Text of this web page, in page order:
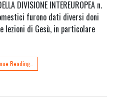
DIVISIONE INTEREUROPEA n.
furono dati diversi doni
di Gesù, in particolare
Reading…